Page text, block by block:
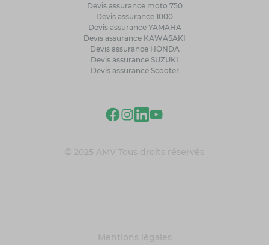
Devis assurance moto 750
Devis assurance 1000
Devis assurance YAMAHA
Devis assurance KAWASAKI
Devis assurance HONDA
Devis assurance SUZUKI
Devis assurance Scooter
© 2025 AMV Tous droits réservés
Mentions légales